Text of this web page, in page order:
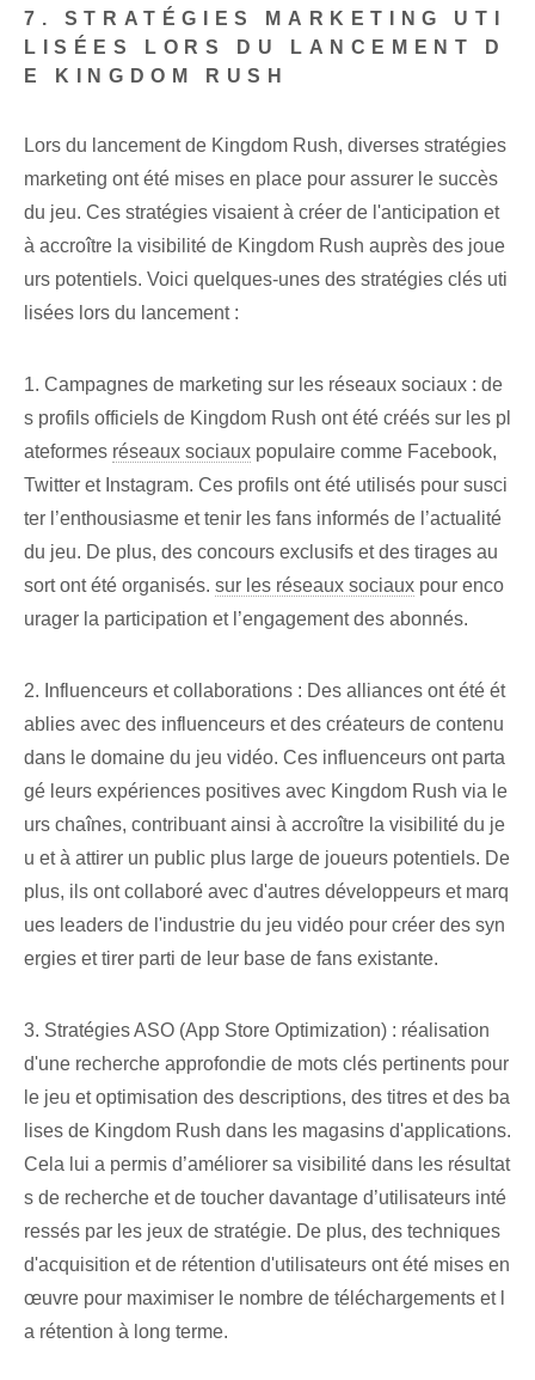
7. STRATÉGIES MARKETING UTI
LISÉES LORS DU LANCEMENT D
E KINGDOM RUSH
Lors du lancement de Kingdom Rush, diverses stratégies
marketing ont été mises en place pour assurer le succès
du jeu. Ces stratégies visaient à créer de l'anticipation et
à accroître la visibilité de Kingdom Rush auprès des joue
urs potentiels. Voici quelques-unes des stratégies clés uti
lisées lors du lancement :
1. Campagnes de marketing sur les réseaux sociaux : de
s profils officiels de Kingdom Rush ont été créés sur les pl
ateformes réseaux sociaux populaire comme Facebook,
Twitter et Instagram. Ces profils ont été utilisés pour susci
ter l’enthousiasme et tenir les fans informés de l’actualité
du jeu. De plus, des concours exclusifs et des tirages au
sort ont été organisés. sur les réseaux sociaux pour enco
urager la participation et l’engagement des abonnés.
2. Influenceurs et collaborations : Des alliances ont été ét
ablies avec des influenceurs et des créateurs de contenu
dans le domaine du jeu vidéo. Ces influenceurs ont parta
gé leurs expériences positives avec Kingdom Rush via le
urs chaînes, contribuant ainsi à accroître la visibilité du je
u et à attirer un public plus large de joueurs potentiels. De
plus, ils ont collaboré avec d'autres développeurs et marq
ues leaders de l'industrie du jeu vidéo pour créer des syn
ergies et tirer parti de leur base de fans existante.
3. Stratégies ASO (App Store Optimization) : réalisation
d'une recherche approfondie de mots clés pertinents pour
le jeu et optimisation des descriptions, des titres et des ba
lises de Kingdom Rush dans les magasins d'applications.
Cela lui a permis d’améliorer sa visibilité dans les résultat
s de recherche et de toucher davantage d’utilisateurs inté
ressés par les jeux de stratégie. De plus, des techniques
d'acquisition et de rétention d'utilisateurs ont été mises en
œuvre pour maximiser le nombre de téléchargements et l
a rétention à long terme.